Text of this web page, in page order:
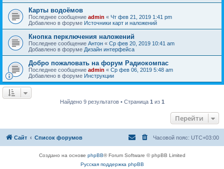
Карты водоёмов
Последнее сообщение admin « Чт фев 21, 2019 1:41 pm
Добавлено в форуме Источники карт и наложений
Кнопка перключения наложений
Последнее сообщение Антон « Ср фев 20, 2019 10:41 am
Добавлено в форуме Дизайн интерфейса
Добро пожаловать на форум Радиокомпас
Последнее сообщение admin « Ср фев 06, 2019 5:48 am
Добавлено в форуме Инструкции
Найдено 9 результатов • Страница 1 из 1
Перейти
Сайт Список форумов Часовой пояс: UTC+03:00
Создано на основе phpBB® Forum Software © phpBB Limited
Русская поддержка phpBB